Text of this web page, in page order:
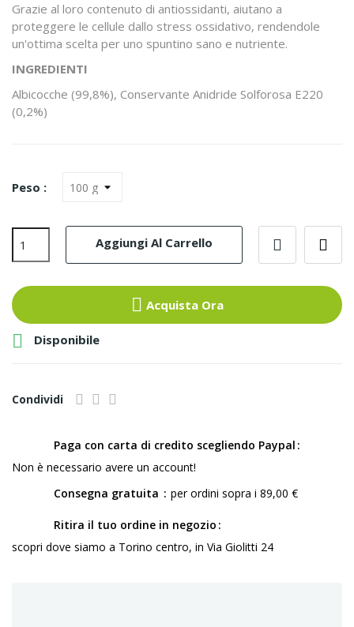
Grazie al loro contenuto di antiossidanti, aiutano a
proteggere le cellule dallo stress ossidativo, rendendole
un'ottima scelta per uno spuntino sano e nutriente.
INGREDIENTI
Albicocche (99,8%), Conservante Anidride Solforosa E220
(0,2%)
Peso :
Aggiungi Al Carrello
Acquista Ora
 Disponibile
Condividi
Paga con carta di credito scegliendo Paypal
Non è necessario avere un account!
Consegna gratuita
per ordini sopra i 89,00 €
Ritira il tuo ordine in negozio
scopri dove siamo a Torino centro, in Via Giolitti 24